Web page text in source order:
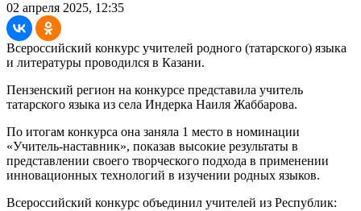
02 апреля 2025, 12:35
Всероссийский конкурс учителей родного (татарского) языка
и литературы проводился в Казани.
Пензенский регион на конкурсе представила учитель
татарского языка из села Индерка Наиля Жаббарова.
По итогам конкурса она заняла 1 место в номинации
«Учитель-наставник», показав высокие результаты в
представлении своего творческого подхода в применении
инновационных технологий в изучении родных языков.
Всероссийский конкурс объединил учителей из Республик: